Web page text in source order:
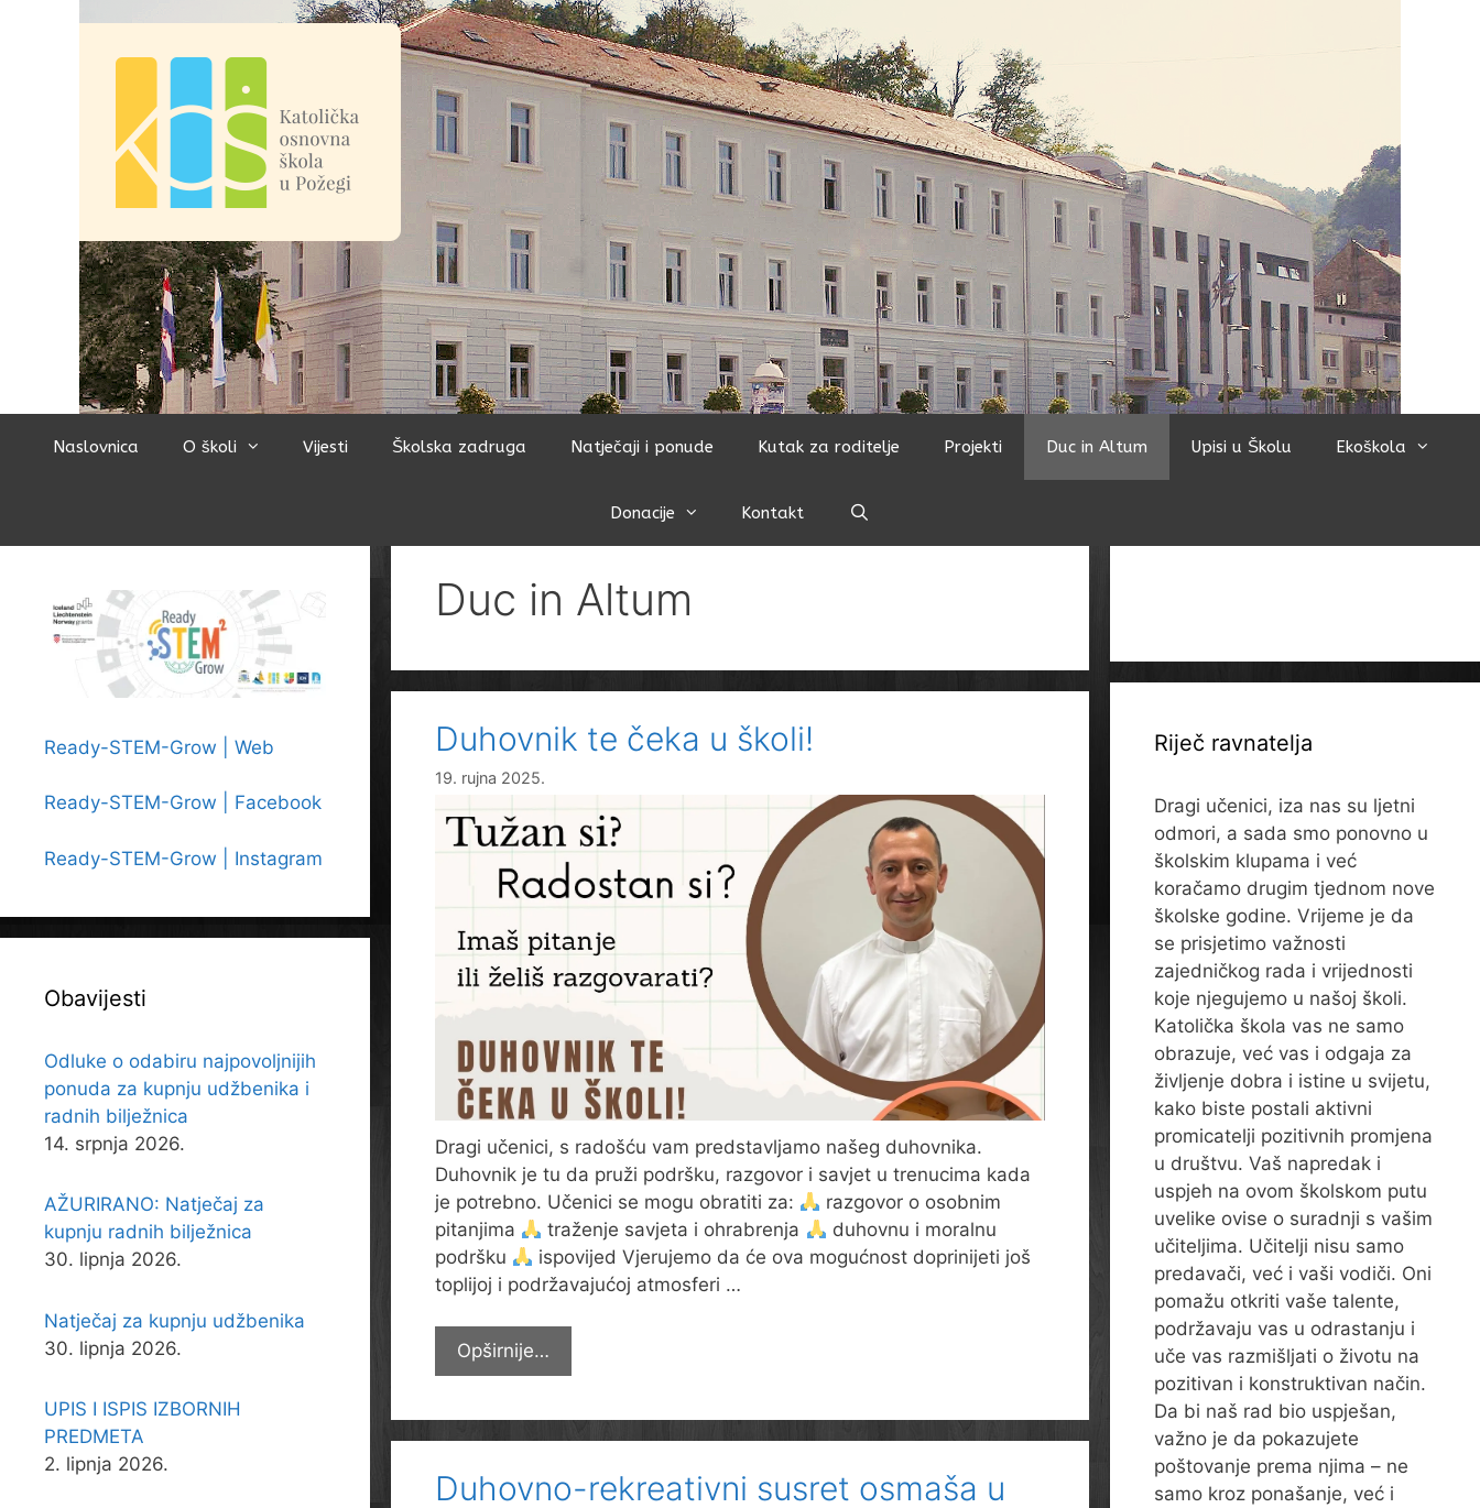
Naslovnica O školi Vijesti Školska zadruga Natječaji i ponude Kutak za roditelje Projekti Duc in Altum Upisi u Školu Ekoškola
Donacije Kontakt
Duc in Altum
Duhovnik te čeka u školi!
19. rujna 2025.
Dragi učenici, s radošću vam predstavljamo našeg duhovnika.
Duhovnik je tu da pruži podršku, razgovor i savjet u trenucima kada
je potrebno. Učenici se mogu obratiti za:
razgovor o osobnim
pitanjima
traženje savjeta i ohrabrenja
duhovnu i moralnu
podršku
ispovijed Vjerujemo da će ova mogućnost doprinijeti još
toplijoj i podržavajućoj atmosferi …
Opširnije…
te
Duhovno-rekreativni susret osmaša u
Ready-STEM-Grow | Web
Ready-STEM-Grow | Facebook
Ready-STEM-Grow | Instagram
Obavijesti
Odluke o odabiru najpovoljnijih
ponuda za kupnju udžbenika i
radnih bilježnica
14. srpnja 2026.
AŽURIRANO: Natječaj za
kupnju radnih bilježnica
30. lipnja 2026.
Natječaj za kupnju udžbenika
30. lipnja 2026.
UPIS I ISPIS IZBORNIH
PREDMETA
2. lipnja 2026.
Riječ ravnatelja
Dragi učenici, iza nas su ljetni
odmori, a sada smo ponovno u
školskim klupama i već
koračamo drugim tjednom nove
školske godine. Vrijeme je da
se prisjetimo važnosti
zajedničkog rada i vrijednosti
koje njegujemo u našoj školi.
Katolička škola vas ne samo
obrazuje, već vas i odgaja za
življenje dobra i istine u svijetu,
kako biste postali aktivni
promicatelji pozitivnih promjena
u društvu. Vaš napredak i
uspjeh na ovom školskom putu
uvelike ovise o suradnji s vašim
učiteljima. Učitelji nisu samo
predavači, već i vaši vodiči. Oni
pomažu otkriti vaše talente,
podržavaju vas u odrastanju i
uče vas razmišljati o životu na
pozitivan i konstruktivan način.
Da bi naš rad bio uspješan,
važno je da pokazujete
poštovanje prema njima – ne
samo kroz ponašanje, već i